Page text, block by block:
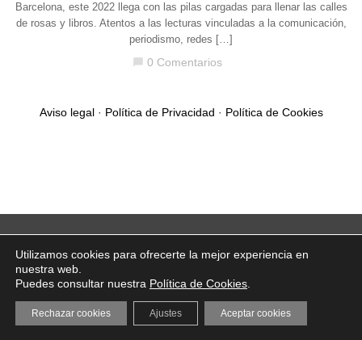
Barcelona, este 2022 llega con las pilas cargadas para llenar las calles
de rosas y libros. Atentos a las lecturas vinculadas a la comunicación,
periodismo, redes […]
chat_bubble 0 Comentarios
Aviso legal· Política de Privacidad · Política de Cookies
Utilizamos cookies para ofrecerte la mejor experiencia en
nuestra web.
Puedes consultar nuestra Política de Cookies
Aceptar cookies
Rechazar cookies Ajustes